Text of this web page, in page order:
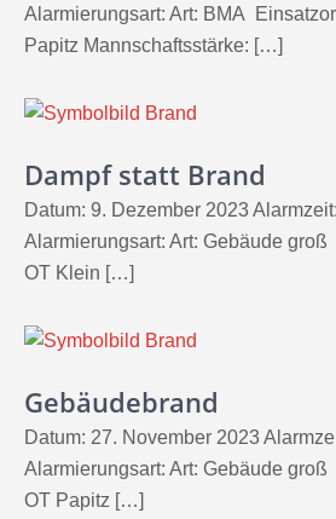
Alarmierungsart: Art: BMA
Papitz Mannschaftsstärke: […]
Dampf statt Brand
Datum: 9. Dezember 2023
Alarmierungsart: Art: Gebäude
OT Klein […]
Gebäudebrand
Datum: 27. November 2023
Alarmierungsart: Art: Gebäude
OT Papitz […]